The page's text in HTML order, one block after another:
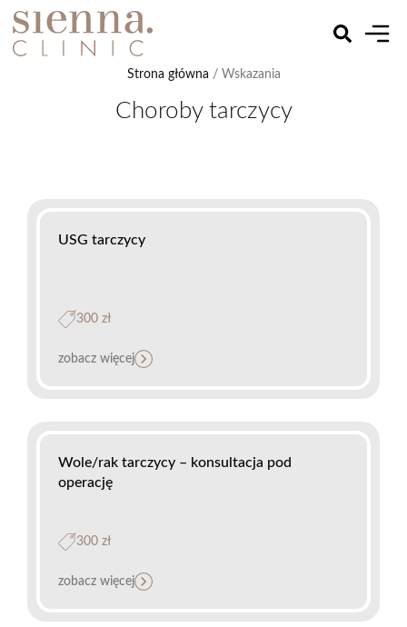
Strona główna / Wskazania
Choroby tarczycy
USG tarczycy
300 zł
zobacz więcej
Wole/rak tarczycy – konsultacja pod
operację
300 zł
zobacz więcej